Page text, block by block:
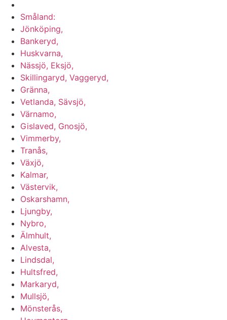
Småland:
Jönköping,
Bankeryd,
Huskvarna,
Nässjö, Eksjö,
Skillingaryd, Vaggeryd,
Gränna,
Vetlanda, Sävsjö,
Värnamo,
Gislaved, Gnosjö,
Vimmerby,
Tranås,
Växjö,
Kalmar,
Västervik,
Oskarshamn,
Ljungby,
Nybro,
Älmhult,
Alvesta,
Lindsdal,
Hultsfred,
Markaryd,
Mullsjö,
Mönsterås,